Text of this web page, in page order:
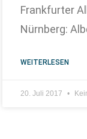
Frankfurter
Nürnberg:
WEITERLESEN
20. Juli 2017